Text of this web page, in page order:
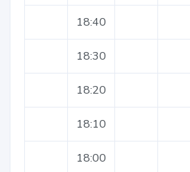
18:40
18:30
18:20
18:10
18:00